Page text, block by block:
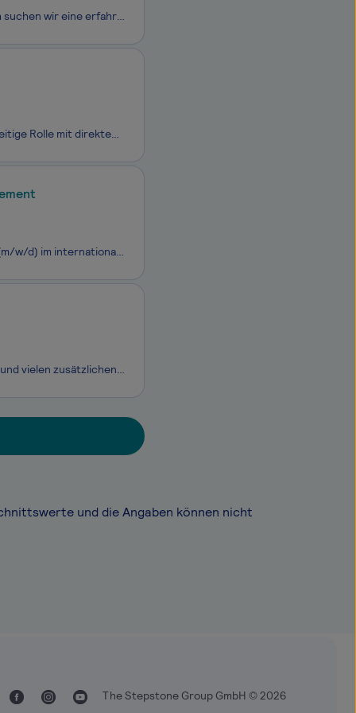
Für eine erfolgreiche, familiengeführte Unternehmensgruppe im Raum Gütersloh suchen wir eine erfahrene Persönlichkeit für den HR-Bereich. Das Unternehmen beschäftigt mehrere hundert Mitarbeitende und wächst seit vielen Jahren kontinuierlich. Mit mehreren Standorten und einer klaren Zukunftsstra
Du möchtest mehr als klassische Personalarbeit? Bei uns erwartet dich eine vielseitige Rolle mit direktem Einfluss auf unsere Unternehmenskultur und unser Wachstum. Du gewinnst neue Talente für unser Team, begleitest unsere Mitarbeitenden entlang ihres gesamten Karrierewegs, unterstützt die Geschäft
Im International Office ist die folgende Position zu besetzen: Sachbearbeiter*in (m/w/d) im internationalen Veranstaltungsmanagement Kennziffer: Tech26177 Start: nächstmöglich Teilzeit 50 % Vergütung nach E9a TV-L unbefristet
Unique bietet dir einen sicheren Arbeitsplatz miteinem attraktiven Gehaltspaket und vielen zusätzlichen Benefits. Denn du sollst Dich im Job wohlfühlen. Deine Zukunft ist unsere Aufgabe. Mit Unique hast du einen festen Hafen - heute und in Zukunft. Werde auch du Teil unseres Teams. Bis gleich!
und die Angaben können nicht
The Stepstone Group GmbH © 2026